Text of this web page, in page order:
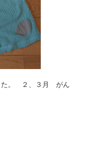
た。 ２、３月 がん